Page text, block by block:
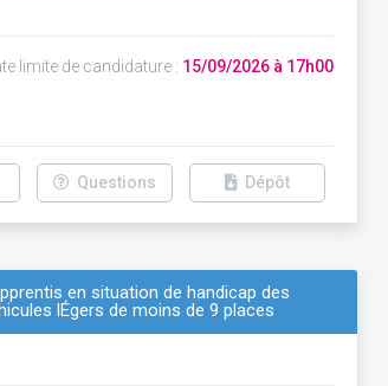
limite de candidature : 15/09/2026 à 17h00
Questions Dépôt
en situation de handicap des
lÉgers de moins de 9 places